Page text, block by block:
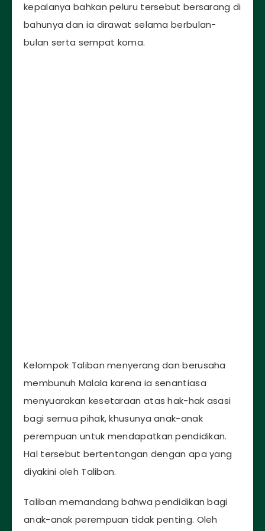
kepalanya bahkan peluru tersebut bersarang di
bahunya dan ia dirawat selama berbulan-
bulan serta sempat koma.
Kelompok Taliban menyerang dan berusaha
membunuh Malala karena ia senantiasa
menyuarakan kesetaraan atas hak-hak asasi
bagi semua pihak, khusunya anak-anak
perempuan untuk mendapatkan pendidikan.
Hal tersebut bertentangan dengan apa yang
diyakini oleh Taliban.
Taliban memandang bahwa pendidikan bagi
anak-anak perempuan tidak penting. Oleh